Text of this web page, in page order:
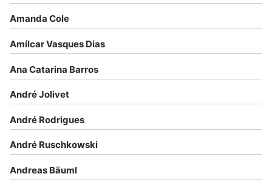
Amanda Cole
Amílcar Vasques Dias
Ana Catarina Barros
André Jolivet
André Rodrigues
André Ruschkowski
Andreas Bäuml